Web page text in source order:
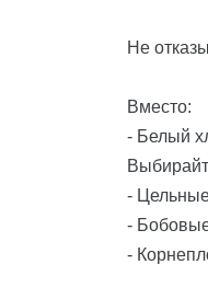
Не
Вместо:
- Белый
- Цельные
-
-